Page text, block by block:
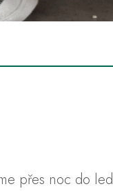
přes noc do